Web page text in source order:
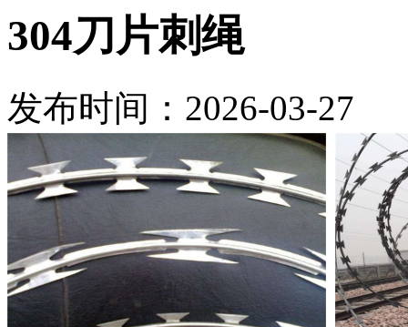
304刀片刺绳
发布时间：2026-03-27